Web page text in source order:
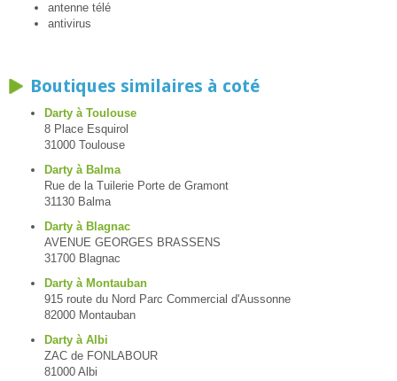
antenne télé
antivirus
Boutiques similaires à coté
Darty à Toulouse
8 Place Esquirol
31000 Toulouse
Darty à Balma
Rue de la Tuilerie Porte de Gramont
31130 Balma
Darty à Blagnac
AVENUE GEORGES BRASSENS
31700 Blagnac
Darty à Montauban
915 route du Nord Parc Commercial d'Aussonne
82000 Montauban
Darty à Albi
ZAC de FONLABOUR
81000 Albi